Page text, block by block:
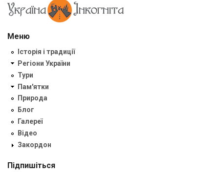
Меню
Історія і традиції
Регіони України
Тури
Пам'ятки
Природа
Блог
Галереї
Відео
Закордон
Підпишіться